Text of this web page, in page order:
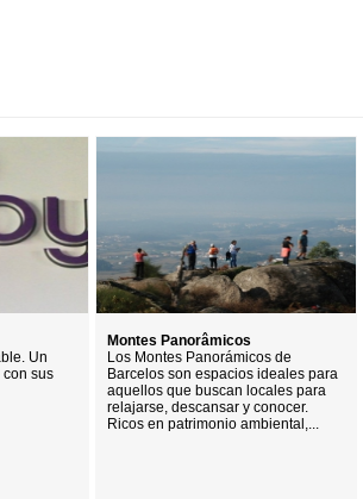
Un
sus
Montes Panorâmicos
Los Montes Panorámicos de
Barcelos son espacios ideales para
aquellos que buscan locales para
relajarse, descansar y conocer.
Ricos en patrimonio ambiental,...